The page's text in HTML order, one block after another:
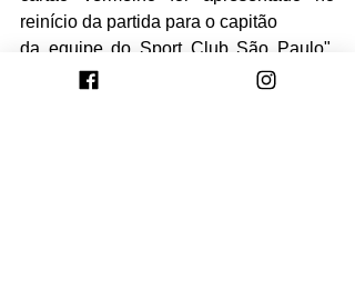
reinício da partida para o capitão
da equipe do Sport Club São Paulo",
detalha a súmula.